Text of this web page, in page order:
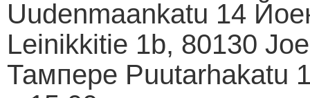
Uudenmaankatu 14
Leinikkitie 1b, 80130
Тампере Puutarhakatu